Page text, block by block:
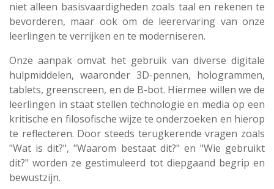
niet alleen basisvaardigheden zoals taal en rekenen te
bevorderen, maar ook om de leerervaring van onze
leerlingen te verrijken en te moderniseren.
Onze aanpak omvat het gebruik van diverse digitale
hulpmiddelen, waaronder 3D-pennen, hologrammen,
tablets, greenscreen, en de B-bot. Hiermee willen we de
leerlingen in staat stellen technologie en media op een
kritische en filosofische wijze te onderzoeken en hierop
te reflecteren. Door steeds terugkerende vragen zoals
"Wat is dit?", "Waarom bestaat dit?" en "Wie gebruikt
dit?" worden ze gestimuleerd tot diepgaand begrip en
bewustzijn.